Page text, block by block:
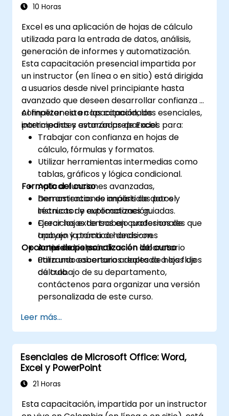
crear presentaciones dinámicas y
10 Horas
Excel es una aplicación de hojas de cálculo
utilizada para la entrada de datos, análisis,
generación de informes y automatización.
Esta capacitación presencial impartida por
un instructor (en línea o en sitio) está dirigida
a usuarios desde nivel principiante hasta
avanzado que deseen desarrollar confianza y
competencia en las capacidades esenciales,
intermedias y avanzadas de Excel.
Al finalizar esta capacitación, los
participantes estarán preparados para:
Trabajar con confianza en hojas de
cálculo, fórmulas y formatos.
Utilizar herramientas intermedias como
tablas, gráficos y lógica condicional.
Aplicar funciones avanzadas,
herramientas de análisis de datos y
técnicas de automatización.
Crear hojas de trabajo profesionales que
apoyen la toma de decisiones
empresariales.
Formato del curso
Demostraciones impartidas por el
instructor y explicaciones guiadas.
Ejercicios extensos en cuadernos de
trabajo y práctica hands-on.
Actividades prácticas en laboratorio
utilizando escenarios reales de hojas de
cálculo.
Opciones de personalización del curso
Para una cobertura adaptada a los flujos
de trabajo de su departamento,
contáctenos para organizar una versión
personalizada de este curso.
Leer más...
Esenciales de Microsoft Office: Word,
Excel y PowerPoint
21 Horas
Esta capacitación, impartida por un instructor